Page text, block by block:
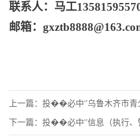
联系人：马工
邮箱：
上一篇： 投��必中‘’乌鲁木齐市青少
下一篇： 投��必中‘’信息（执行、警务